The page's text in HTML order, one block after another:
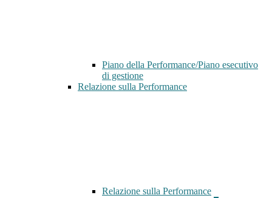
Piano della Performance/Piano esecutivo
di gestione
Relazione sulla Performance
Relazione sulla Performance